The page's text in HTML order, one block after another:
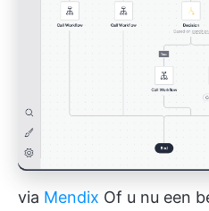
via Mendix Of u nu een